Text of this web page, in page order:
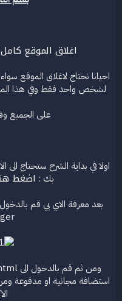
اغلاق الموقع
احيانا نحتاج لاغلاق الموقع
لشخص واحد فقط وفي هذا
على الجميع
اولا في بداية الشرح ستحتاج
بك : اضغط